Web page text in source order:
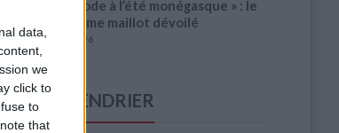
data,
we
click to
to
that
« Une ode à l’été monégasque » : le
troisième maillot dévoilé
4 août 2026
CALENDRIER